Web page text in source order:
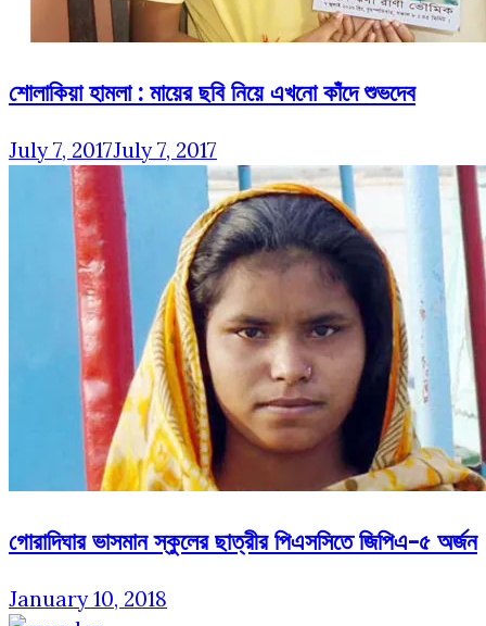
শোলাকিয়া হামলা : মায়ের ছবি নিয়ে এখনো কাঁদে শুভদেব
July 7, 2017July 7, 2017
গোরাদিঘার ভাসমান স্কুলের ছাত্রীর পিএসসিতে জিপিএ-৫ অর্জন
January 10, 2018